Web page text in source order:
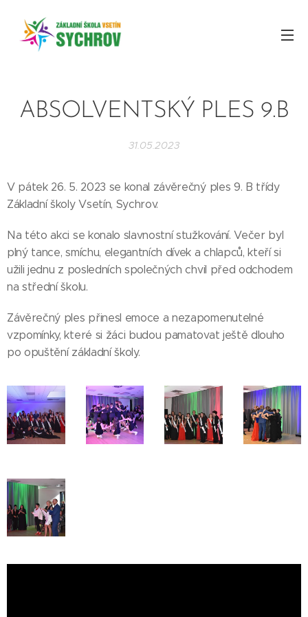
ABSOLVENTSKÝ PLES 9.B
31.05.2023
V pátek 26. 5. 2023 se konal závěrečný ples 9. B třídy
Základní školy Vsetín, Sychrov.
Na této akci se konalo slavnostní stužkování. Večer byl
plný tance, smíchu, elegantních dívek a chlapců, kteří si
užili jednu z posledních společných chvil před odchodem
na střední školu.
Závěrečný ples přinesl emoce a nezapomenutelné
vzpomínky, které si žáci budou pamatovat ještě dlouho
po opuštění základní školy.